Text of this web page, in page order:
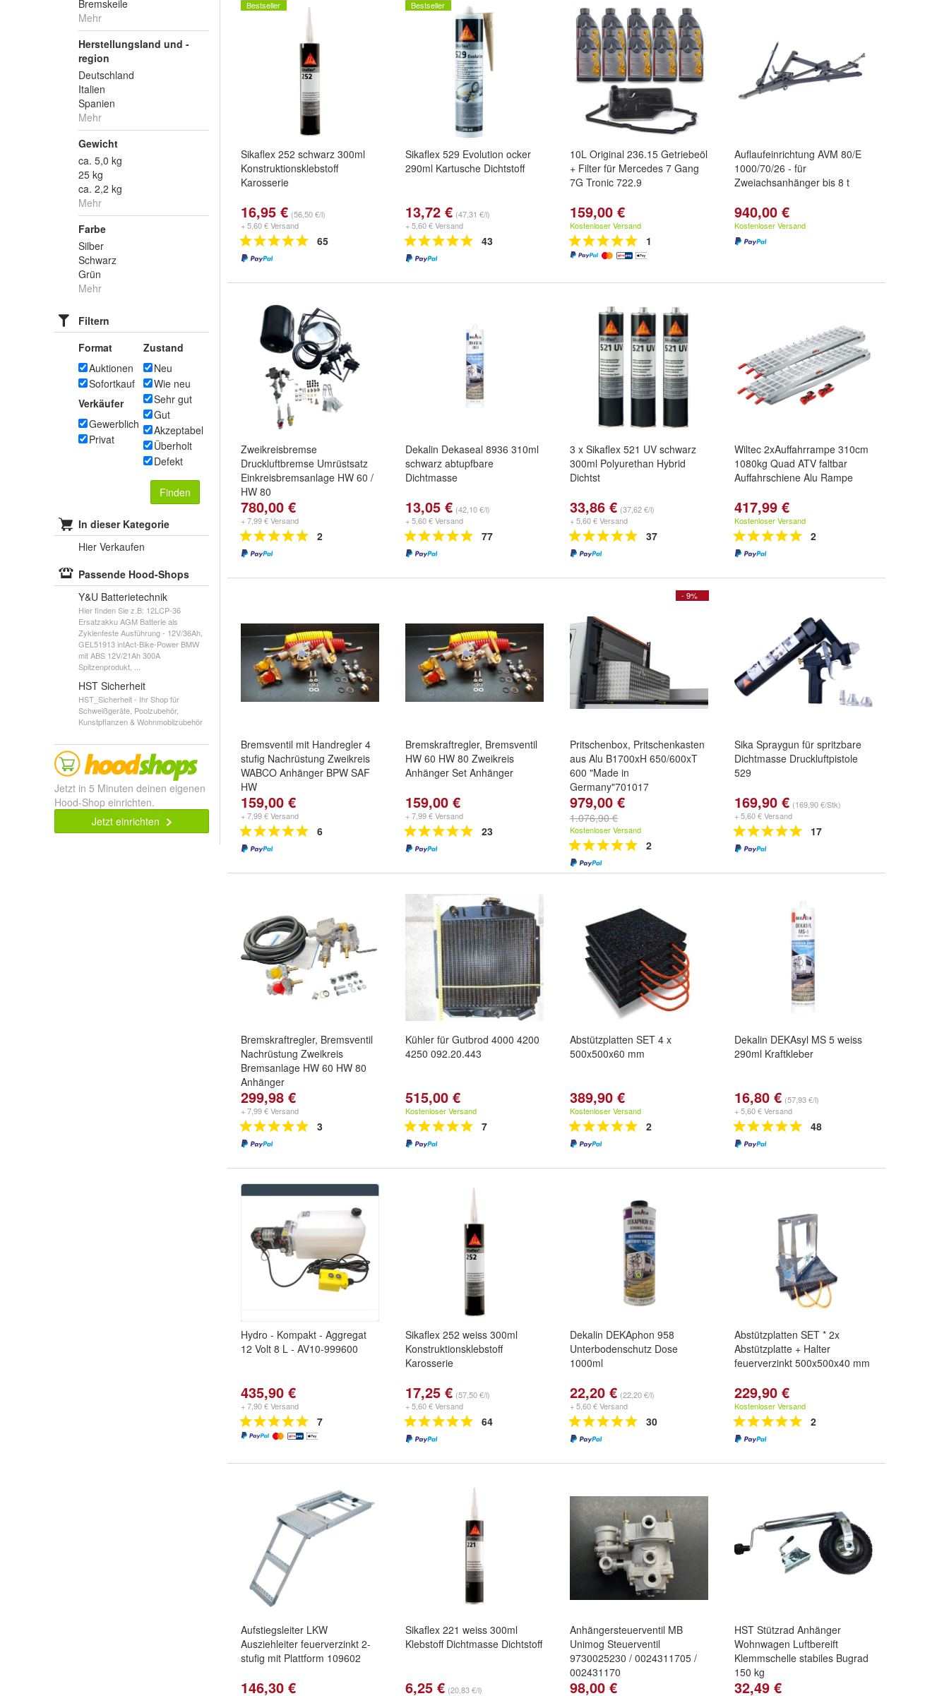
Bremskeile
Mehr
Herstellungsland und -
region
Deutschland
Italien
Spanien
Mehr
Gewicht
ca. 5,0 kg
25 kg
ca. 2,2 kg
Mehr
Farbe
Silber
Schwarz
Grün
Mehr
Filtern
Format
Auktionen
Sofortkauf
Verkäufer
Gewerblich
Privat
Zustand
Neu
Wie neu
Sehr gut
Gut
Akzeptabel
Überholt
Defekt
Finden
In dieser Kategorie
Hier Verkaufen
Passende Hood-Shops
Y&U Batterietechnik
Hier finden Sie z.B: 12LCP-36
Ersatzakku AGM Batterie als
Zyklenfeste Ausführung - 12V/36Ah,
GEL51913 intAct-Bike-Power BMW
mit ABS 12V/21Ah 300A
Spitzenprodukt, ...
HST Sicherheit
HST_Sicherheit - Ihr Shop für
Schweißgeräte, Poolzubehör,
Kunstpflanzen & Wohnmobilzubehör
Jetzt in 5 Minuten deinen eigenen
Hood-Shop einrichten.
Jetzt einrichten
Bestseller
Sikaflex 252 schwarz 300ml
Konstruktionsklebstoff
Karosserie
16,95 € (56,50 €/l)
+ 5,60 € Versand
65
Bestseller
Sikaflex 529 Evolution ocker
290ml Kartusche Dichtstoff
13,72 € (47,31 €/l)
+ 5,60 € Versand
43
10L Original 236.15 Getriebeöl
+ Filter für Mercedes 7 Gang
7G Tronic 722.9
159,00 €
Kostenloser Versand
1
Auflaufeinrichtung AVM 80/E
1000/70/26 - für
Zweiachsanhänger bis 8 t
940,00 €
Kostenloser Versand
Zweikreisbremse
Druckluftbremse Umrüstsatz
Einkreisbremsanlage HW 60 /
HW 80
780,00 €
+ 7,99 € Versand
2
Dekalin Dekaseal 8936 310ml
schwarz abtupfbare
Dichtmasse
13,05 € (42,10 €/l)
+ 5,60 € Versand
77
3 x Sikaflex 521 UV schwarz
300ml Polyurethan Hybrid
Dichtst
33,86 € (37,62 €/l)
+ 5,60 € Versand
37
Wiltec 2xAuffahrrampe 310cm
1080kg Quad ATV faltbar
Auffahrschiene Alu Rampe
417,99 €
Kostenloser Versand
2
Bremsventil mit Handregler 4
stufig Nachrüstung Zweikreis
WABCO Anhänger BPW SAF
HW
159,00 €
+ 7,99 € Versand
6
Bremskraftregler, Bremsventil
HW 60 HW 80 Zweikreis
Anhänger Set Anhänger
159,00 €
+ 7,99 € Versand
23
- 9%
Pritschenbox, Pritschenkasten
aus Alu B1700xH 650/600xT
600 "Made in
Germany"701017
979,00 €
1.076,90 €
Kostenloser Versand
2
Sika Spraygun für spritzbare
Dichtmasse Druckluftpistole
529
169,90 € (169,90 €/Stk)
+ 5,60 € Versand
17
Bremskraftregler, Bremsventil
Nachrüstung Zweikreis
Bremsanlage HW 60 HW 80
Anhänger
299,98 €
+ 7,99 € Versand
3
Kühler für Gutbrod 4000 4200
4250 092.20.443
515,00 €
Kostenloser Versand
7
Abstützplatten SET 4 x
500x500x60 mm
389,90 €
Kostenloser Versand
2
Dekalin DEKAsyl MS 5 weiss
290ml Kraftkleber
16,80 € (57,93 €/l)
+ 5,60 € Versand
48
Hydro - Kompakt - Aggregat
12 Volt 8 L - AV10-999600
435,90 €
+ 7,90 € Versand
7
Sikaflex 252 weiss 300ml
Konstruktionsklebstoff
Karosserie
17,25 € (57,50 €/l)
+ 5,60 € Versand
64
Dekalin DEKAphon 958
Unterbodenschutz Dose
1000ml
22,20 € (22,20 €/l)
+ 5,60 € Versand
30
Abstützplatten SET * 2x
Abstützplatte + Halter
feuerverzinkt 500x500x40 mm
229,90 €
Kostenloser Versand
2
Aufstiegsleiter LKW
Ausziehleiter feuerverzinkt 2-
stufig mit Plattform 109602
146,30 €
Sikaflex 221 weiss 300ml
Klebstoff Dichtmasse Dichtstoff
6,25 € (20,83 €/l)
Anhängersteuerventil MB
Unimog Steuerventil
9730025230 / 0024311705 /
002431170
98,00 €
HST Stützrad Anhänger
Wohnwagen Luftbereift
Klemmschelle stabiles Bugrad
150 kg
32,49 €